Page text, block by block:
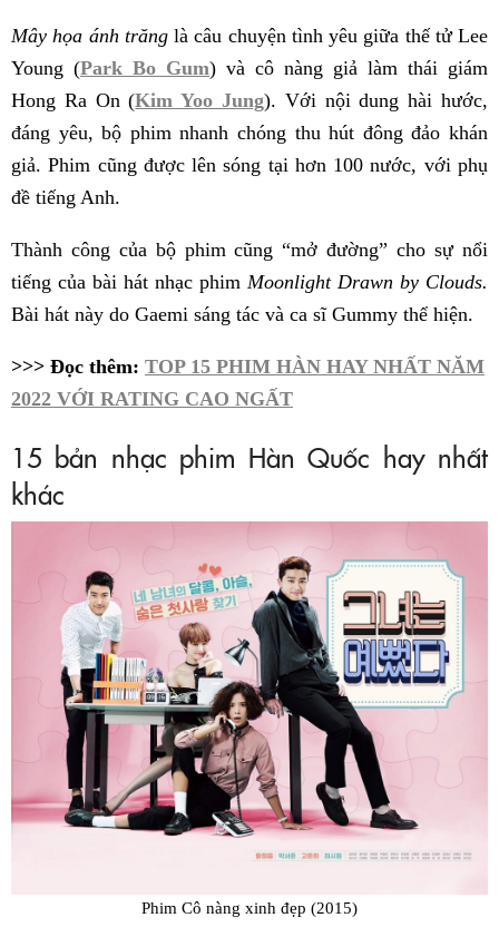
Mây họa ánh trănglà câu chuyện tình yêu giữa thế tử Lee
Young (Park Bo Gum) và cô nàng giả làm thái giám
Hong Ra On (Kim Yoo Jung). Với nội dung hài hước,
đáng yêu, bộ phim nhanh chóng thu hút đông đảo khán
giả. Phim cũng được lên sóng tại hơn 100 nước, với phụ
đề tiếng Anh.
Thành công của bộ phim cũng “mở đường” cho sự nổi
tiếng của bài hát nhạc phim Moonlight Drawn by Clouds.
Bài hát này do Gaemi sáng tác và ca sĩ Gummy thể hiện.
>>> Đọc thêm: TOP 15 PHIM HÀN HAY NHẤT NĂM
2022 VỚI RATING CAO NGẤT
15 bản nhạc phim Hàn Quốc hay nhất
khác
Phim Cô nàng xinh đẹp (2015)